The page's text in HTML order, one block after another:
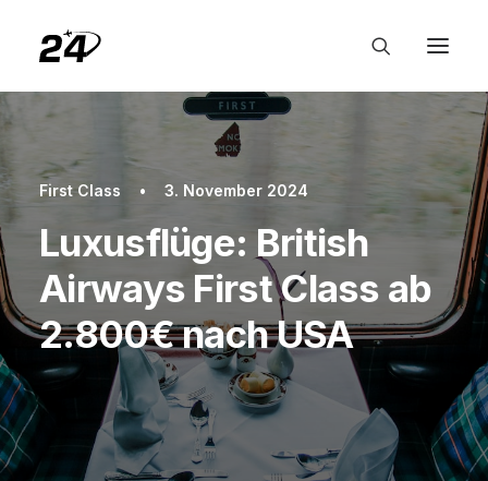
First Class • 3. November 2024
Luxusflüge: British
Airways First Class ab
2.800€ nach USA